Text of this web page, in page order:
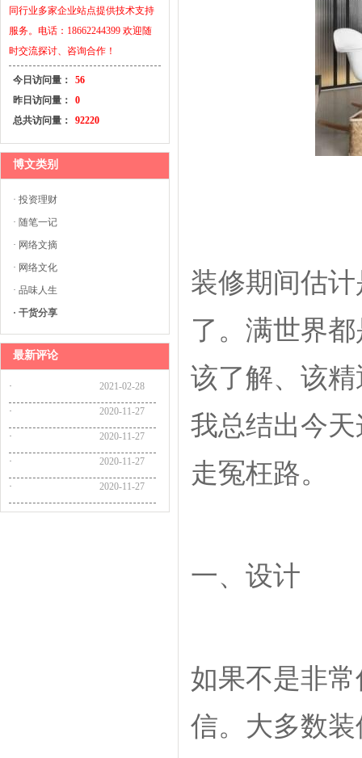
同行业多家企业站点提供技术支持
服务。电话：18662244399 欢迎随
时交流探讨、咨询合作！
今日访问量：
56
昨日访问量：
0
总共访问量：
92220
博文类别
· 投资理财
· 随笔一记
· 网络文摘
· 网络文化
· 品味人生
· 干货分享
最新评论
· 2021-02-28
· 2020-11-27
· 2020-11-27
· 2020-11-27
· 2020-11-27
装修期间估
了。满世界
该了解、该精
我总结出今
走冤枉路。
一、设计
如果不是非
信。大多数